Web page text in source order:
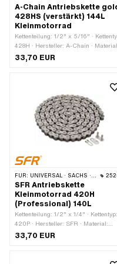
A-Chain Antriebskette
428HS (verstärkt) 144L
Kleinmotorrad
Kettenteilung: 1/2" x 5/16" ·
428H · Hersteller: A-Chain · Material:
Stahl · Farbe: gold · Anzahl
Kettenglieder: 144 Stk. · Abrollumfang:
Federverschluss · Oberfläche:
33,70 EUR
FÜR: UNIVERSAL · SACHS · KREIDLER
SFR Antriebskette
Kleinmotorrad 420H
(Professional) 140L
Kettenteilung: 1/2" x 1/4" · Kettentyp:
420P · Hersteller: SFR · Material:
Stahl · Farbe: gold · Anzahl
Kettenglieder: 140 Stk. ·
Federverschluss · Oberfläche:
33,70 EUR